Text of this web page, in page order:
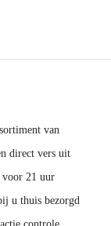
van
direct vers uit
voor 21 uur
u thuis bezorgd